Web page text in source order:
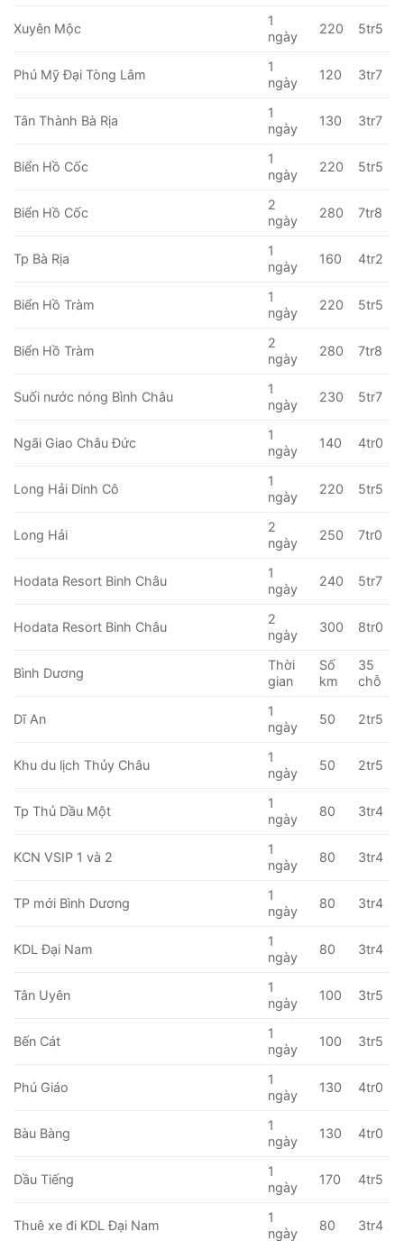
Xuyên Mộc
1
ngày
220 5tr5
Phú Mỹ Đại Tòng Lâm
1
ngày
120 3tr7
Tân Thành Bà Rịa
1
ngày
130 3tr7
Biển Hồ Cốc
1
ngày
220 5tr5
Biển Hồ Cốc
2
ngày
280 7tr8
Tp Bà Rịa
1
ngày
160 4tr2
Biển Hồ Tràm
1
ngày
220 5tr5
Biển Hồ Tràm
2
ngày
280 7tr8
Suối nước nóng Bình Châu
1
ngày
230 5tr7
Ngãi Giao Châu Đức
1
ngày
140 4tr0
Long Hải Dinh Cô
1
ngày
220 5tr5
Long Hải
2
ngày
250 7tr0
Hodata Resort Binh Châu
1
ngày
240 5tr7
Hodata Resort Binh Châu
2
ngày
300 8tr0
Bình Dương
Thời
gian
Số
km
35
chỗ
Dĩ An
1
ngày
50 2tr5
Khu du lịch Thủy Châu
1
ngày
50 2tr5
Tp Thủ Dầu Một
1
ngày
80 3tr4
KCN VSIP 1 và 2
1
ngày
80 3tr4
TP mới Bình Dương
1
ngày
80 3tr4
KDL Đại Nam
1
ngày
80 3tr4
Tân Uyên
1
ngày
100 3tr5
Bến Cát
1
ngày
100 3tr5
Phú Giáo
1
ngày
130 4tr0
Bàu Bàng
1
ngày
130 4tr0
Dầu Tiếng
1
ngày
170 4tr5
Thuê xe đi KDL Đại Nam
1
ngày
80 3tr4